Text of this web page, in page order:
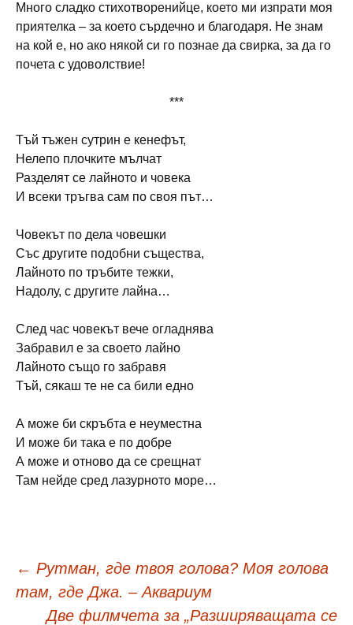
Много сладко стихотворенийце, което ми изпрати моя
приятелка – за което сърдечно и благодаря. Не знам
на кой е, но ако някой си го познае да свирка, за да го
почета с удоволствие!
***
Тъй тъжен сутрин е кенефът,
Нелепо плочките мълчат
Разделят се лайното и човека
И всеки тръгва сам по своя път…
Човекът по дела човешки
Със другите подобни същества,
Лайното по тръбите тежки,
Надолу, с другите лайна…
След час човекът вече огладнява
Забравил е за своето лайно
Лайното също го забравя
Тъй, сякаш те не са били едно
А може би скръбта е неуместна
И може би така е по добре
А може и отново да се срещнат
Там нейде сред лазурното море…
Навигация
← Рутман, где твоя голова? Моя голова
там, где Джа. – Аквариум
Две филмчета за „Разширяващата се